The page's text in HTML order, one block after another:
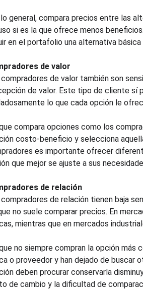
general, compara precios entre las
si es la que ofrece menos
en el portafolio una alternativa
de valor
de valor también son
de valor. Este tipo de cliente sí
lo que cada opción le
compara opciones como los
costo-beneficio y selecciona
es importante ofrecer
que mejor se ajuste a sus
de relación
de relación tienen baja
no suele comparar precios. En
mientras que en mercados
no siempre compran la opción más
o proveedor y han dejado de buscar
deben procurar conservarla
de cambio y la dificultad de